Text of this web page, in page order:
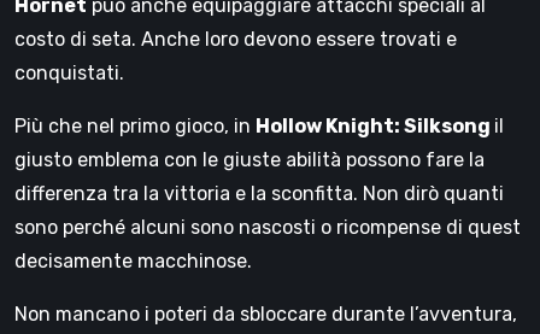
Hornet può anche equipaggiare attacchi speciali al
costo di seta. Anche loro devono essere trovati e
conquistati.
Più che nel primo gioco, in Hollow Knight: Silksong il
giusto emblema con le giuste abilità possono fare la
differenza tra la vittoria e la sconfitta. Non dirò quanti
sono perché alcuni sono nascosti o ricompense di quest
decisamente macchinose.
Non mancano i poteri da sbloccare durante l’avventura,